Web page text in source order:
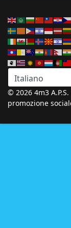
© 2026 4m3
promozione